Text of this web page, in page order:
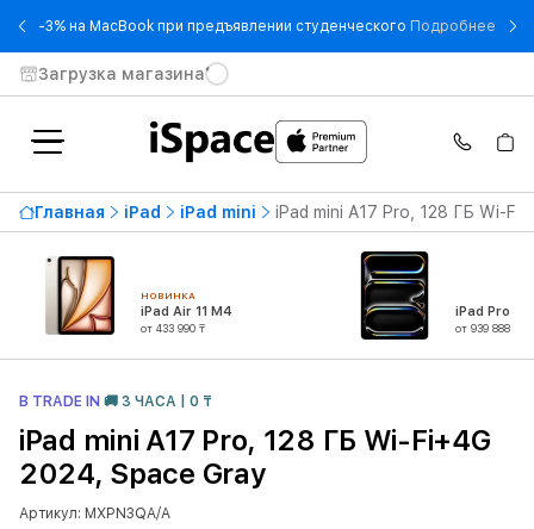
-3% на MacBook при предъявлении студенческого Подробнее - -
Загрузка магазина
Главная iPad iPad mini iPad mini A17 Pro, 128 ГБ Wi-
НОВИНКА
iPad Air 11 M4
от 433 990 ₸
iPad Pro 13
от 939 888 ₸
В TRADE IN 🚚 3 ЧАСА | 0 ₸
iPad mini A17 Pro, 128 ГБ Wi-Fi+4G
2024, Space Gray
Артикул: MXPN3QA/A